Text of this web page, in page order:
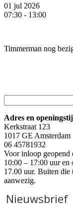
01 jul 2026
07:30 - 13:00
Timmerman nog
Adres en
Kerkstraat 123
1017 GE Amsterdam
06 45781932
Voor inloop geopend
10:00 – 17:00 uur en
17.00 uur. Buiten die
aanwezig.
Nieuwsbrief